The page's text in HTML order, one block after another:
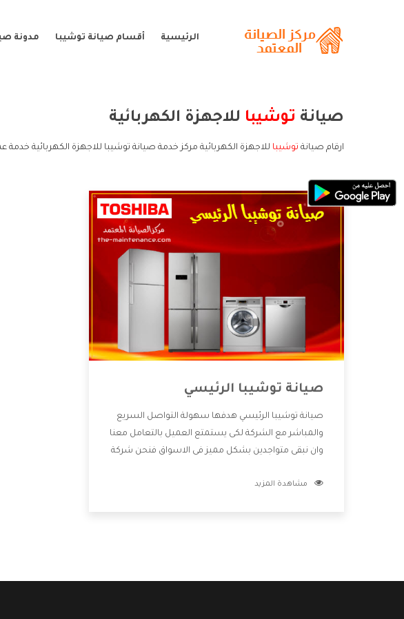
الرئيسية أقسام صيانة توشيبا مدونة
صيانة توشيبا للاجهزة الكهربائية
ارقام صيانة توشيبا للاجهزة الكهربائية مركز خدمة صيانة توشيبا للاجهزة الكهربائية
صيانة توشيبا الرئيسي
صيانة توشيبا الرئيسي هدفها سهولة التواصل السريع
والمباشر مع الشركة لكى يستمتع العميل بالتعامل معنا
وان نبقى متواجدين بشكل مميز فى الاسواق فنحن شركة
بالخدمات التى تنفرد الشركة بها والتى تكون منها خدمة
مشاهدة المزيد